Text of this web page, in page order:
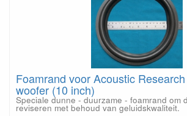
Foamrand voor Acoustic
woofer (10 inch)
Speciale dunne - duurzame - foamrand om
reviseren met behoud van geluidskwaliteit.